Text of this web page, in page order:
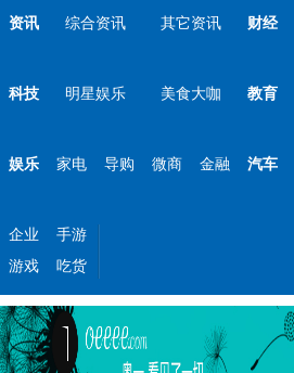
资讯 综合资讯 其它资讯 财经
科技 明星娱乐 美食大咖 教育
娱乐 家电 导购 微商 金融 汽车
企业
手游
游戏
吃货